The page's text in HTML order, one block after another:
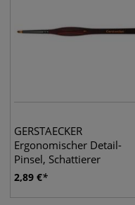
GERSTAECKER
Ergonomischer Detail-
Pinsel, Schattierer
2,89 €